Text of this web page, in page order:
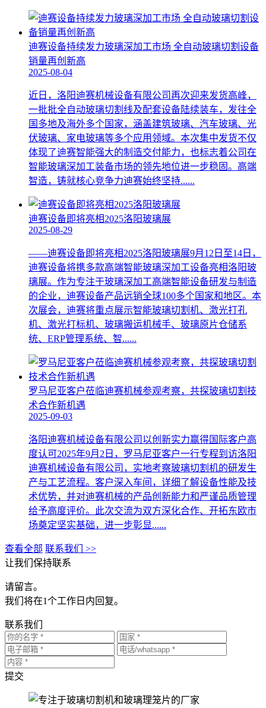
迪赛设备持续发力玻璃深加工市场 全自动玻璃切割设备
销量再创新高
2025-08-04
近日，洛阳迪赛机械设备有限公司再次迎来发货高峰，
一批批全自动玻璃切割线及配套设备陆续装车，发往全
国多地及海外多个国家，涵盖建筑玻璃、汽车玻璃、光
伏玻璃、家电玻璃等多个应用领域。本次集中发货不仅
体现了迪赛智能强大的制造交付能力，也标志着公司在
智能玻璃深加工装备市场的领先地位进一步稳固。高端
智造，铸就核心竞争力迪赛始终坚持......
迪赛设备即将亮相2025洛阳玻璃展
2025-08-29
——迪赛设备即将亮相2025洛阳玻璃展9月12日至14日，
迪赛设备将携多款高端智能玻璃深加工设备亮相洛阳玻
璃展。作为专注于玻璃深加工高端智能设备研发与制造
的企业，迪赛设备产品远销全球100多个国家和地区。本
次展会，迪赛将重点展示智能玻璃切割机、激光打孔
机、激光打标机、玻璃搬运机械手、玻璃原片仓储系
统、ERP管理系统、智......
罗马尼亚客户莅临迪赛机械参观考察，共探玻璃切割技
术合作新机遇
2025-09-03
洛阳迪赛机械设备有限公司以创新实力赢得国际客户高
度认可2025年9月2日，罗马尼亚客户一行专程到访洛阳
迪赛机械设备有限公司，实地考察玻璃切割机的研发生
产与工艺流程。客户深入车间，详细了解设备性能及技
术优势，并对迪赛机械的产品创新能力和严谨品质管理
给予高度评价。此次交流为双方深化合作、开拓东欧市
场奠定坚实基础，进一步彰显......
查看全部 联系我们 >>
让我们保持联系
请留言。
我们将在1个工作日内回复。
联系我们
提交